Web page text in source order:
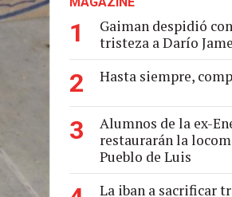
1
Gaiman despidió
tristeza a Darío
2 Hasta siempre,
3
Alumnos de la ex-
restaurarán la
Pueblo de Luis
La iban a sacrificar